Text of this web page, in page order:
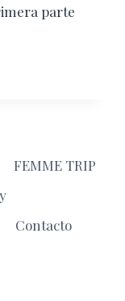
parte
FEMME TRIP
Contacto